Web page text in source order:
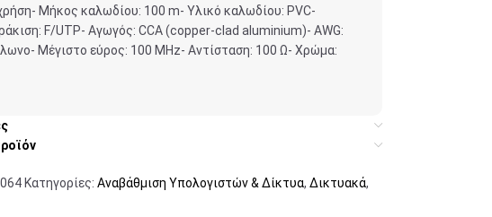
χρήση- Μήκος καλωδίου: 100 m- Υλικό καλωδίου: PVC-
F/UTP- Αγωγός: CCA (copper-clad aluminium)- AWG:
Μέγιστο εύρος: 100 MHz- Αντίσταση: 100 Ω- Χρώμα:
Κατηγορίες: Αναβάθμιση Υπολογιστών & Δίκτυα, Δικτυακά,